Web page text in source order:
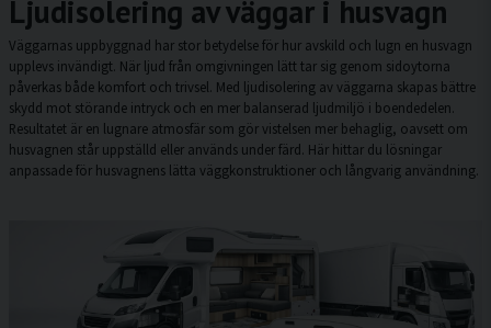
Ljudisolering av väggar i husvagn
Väggarnas uppbyggnad har stor betydelse för hur avskild och lugn en husvagn
upplevs invändigt. När ljud från omgivningen lätt tar sig genom sidoytorna
påverkas både komfort och trivsel. Med ljudisolering av väggarna skapas bättre
skydd mot störande intryck och en mer balanserad ljudmiljö i boendedelen.
Resultatet är en lugnare atmosfär som gör vistelsen mer behaglig, oavsett om
husvagnen står uppställd eller används under färd. Här hittar du lösningar
anpassade för husvagnens lätta väggkonstruktioner och långvarig användning.